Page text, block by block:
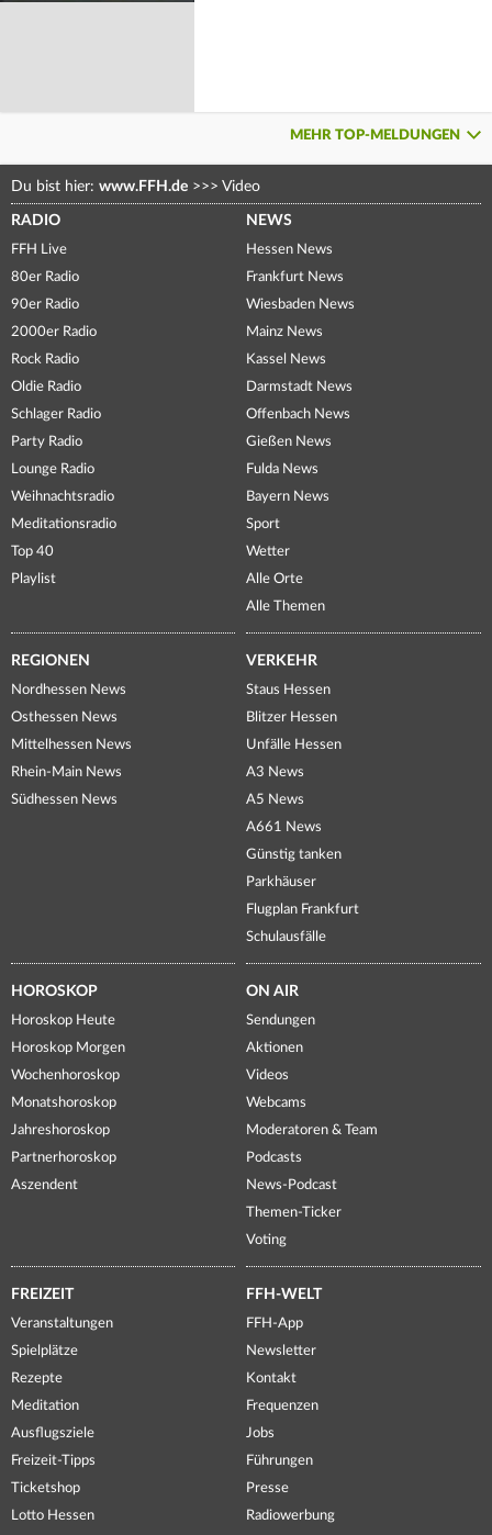
MEHR TOP-MELDUNGEN
Du bist hier: www.FFH.de >>> Video
RADIO
FFH Live
80er Radio
90er Radio
2000er Radio
Rock Radio
Oldie Radio
Schlager Radio
Party Radio
Lounge Radio
Weihnachtsradio
Meditationsradio
Top 40
Playlist
NEWS
Hessen News
Frankfurt News
Wiesbaden News
Mainz News
Kassel News
Darmstadt News
Offenbach News
Gießen News
Fulda News
Bayern News
Sport
Wetter
Alle Orte
Alle Themen
REGIONEN
Nordhessen News
Osthessen News
Mittelhessen News
Rhein-Main News
Südhessen News
VERKEHR
Staus Hessen
Blitzer Hessen
Unfälle Hessen
A3 News
A5 News
A661 News
Günstig tanken
Parkhäuser
Flugplan Frankfurt
Schulausfälle
HOROSKOP
Horoskop Heute
Horoskop Morgen
Wochenhoroskop
Monatshoroskop
Jahreshoroskop
Partnerhoroskop
Aszendent
ON AIR
Sendungen
Aktionen
Videos
Webcams
Moderatoren & Team
Podcasts
News-Podcast
Themen-Ticker
Voting
FREIZEIT
Veranstaltungen
Spielplätze
Rezepte
Meditation
Ausflugsziele
Freizeit-Tipps
Ticketshop
Lotto Hessen
FFH-WELT
FFH-App
Newsletter
Kontakt
Frequenzen
Jobs
Führungen
Presse
Radiowerbung